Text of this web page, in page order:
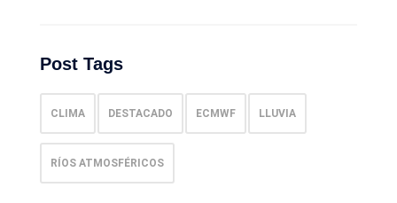
Post Tags
CLIMA DESTACADO ECMWF LLUVIA
RÍOS ATMOSFÉRICOS